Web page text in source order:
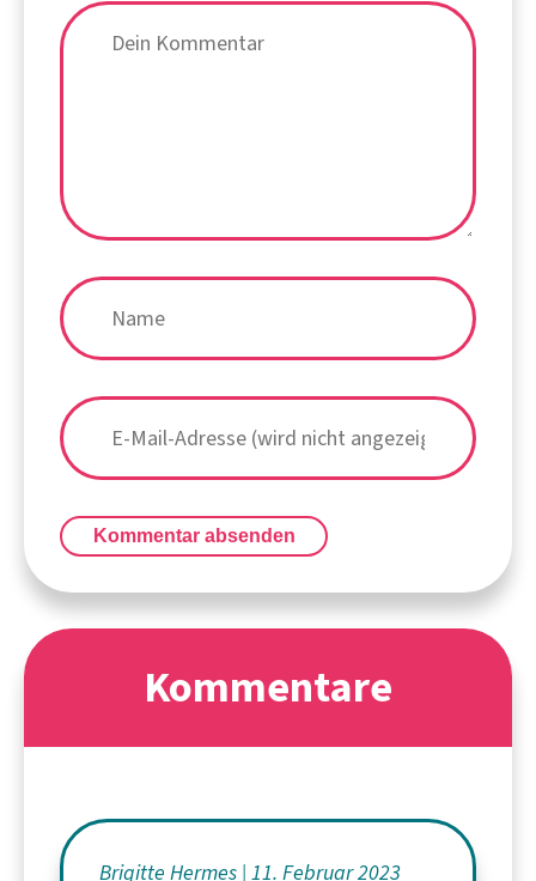
Kommentar absenden
Kommentare
Brigitte Hermes 11. Februar 2023